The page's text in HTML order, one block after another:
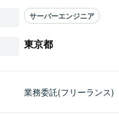
サーバーエンジニア
東京都
業務委託(フリーランス)